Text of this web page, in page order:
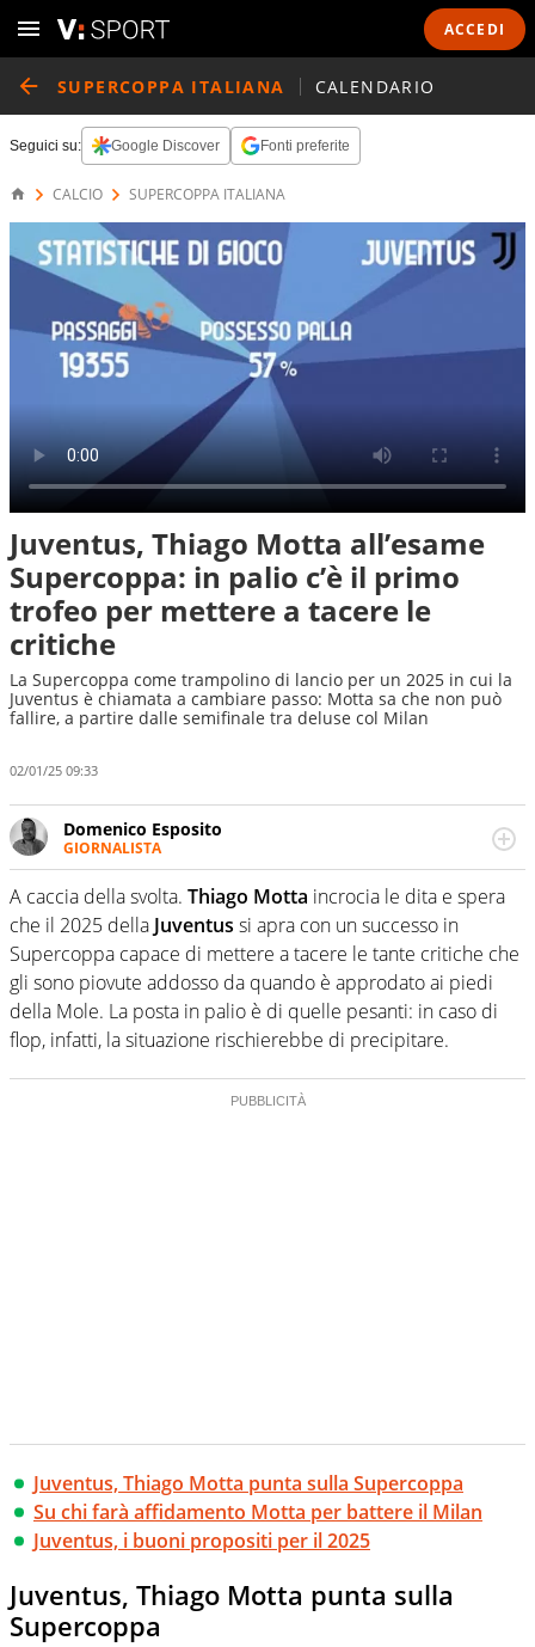
ACCEDI
SUPERCOPPA ITALIANA CALENDARIO
Seguici su: Google Discover Fonti preferite
CALCIO SUPERCOPPA ITALIANA
Juventus, Thiago Motta all’esame
Supercoppa: in palio c’è il primo
trofeo per mettere a tacere le
critiche
La Supercoppa come trampolino di lancio per un 2025 in cui la
Juventus è chiamata a cambiare passo: Motta sa che non può
fallire, a partire dalle semifinale tra deluse col Milan
02/01/25 09:33
Domenico Esposito
GIORNALISTA
Da vent’anni in campo e sul campo per vivere ogni evento
in tutte le sue sfaccettature. Passione smisurata per il
calcio e per la sfera di cuoio. Il pallone è una cosa
serissima, guai a dirgli di no
A caccia della svolta. Thiago Motta incrocia le dita e spera
che il 2025 della Juventus si apra con un successo in
Supercoppa capace di mettere a tacere le tante critiche che
gli sono piovute addosso da quando è approdato ai piedi
della Mole. La posta in palio è di quelle pesanti: in caso di
flop, infatti, la situazione rischierebbe di precipitare.
Juventus, Thiago Motta punta sulla Supercoppa
Su chi farà affidamento Motta per battere il Milan
Juventus, i buoni propositi per il 2025
Juventus, Thiago Motta punta sulla
Supercoppa